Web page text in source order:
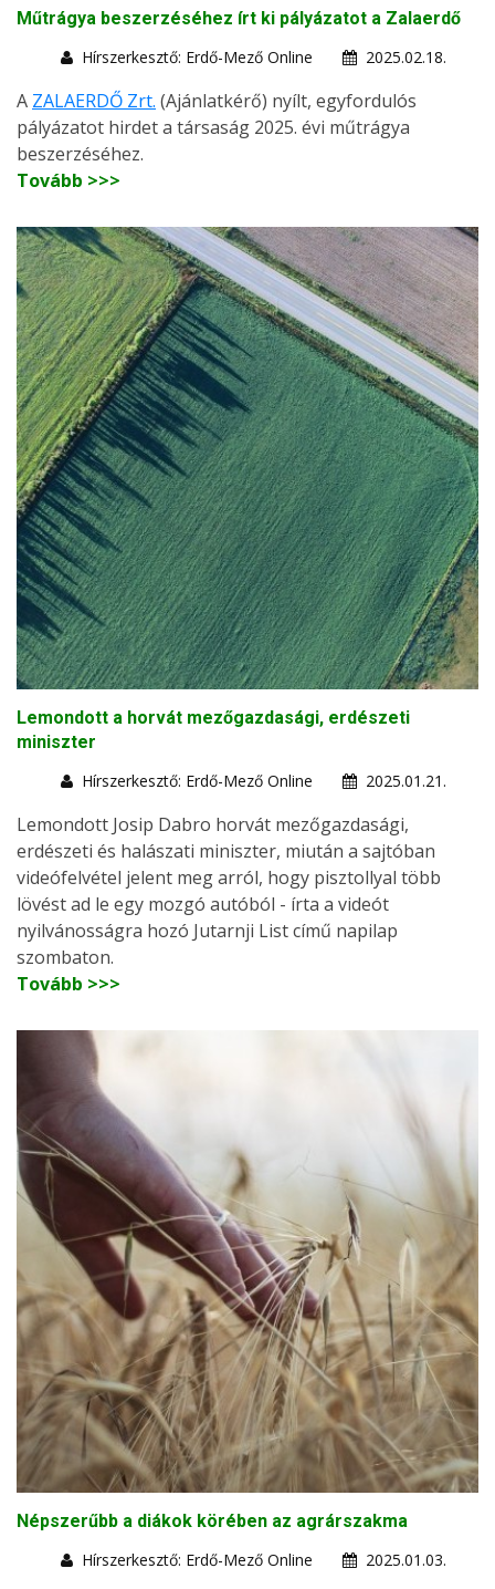
Műtrágya beszerzéséhez írt ki pályázatot a Zalaerdő
Hírszerkesztő: Erdő-Mező Online
2025.02.18.
A ZALAERDŐ Zrt. (Ajánlatkérő) nyílt, egyfordulós
pályázatot hirdet a társaság 2025. évi műtrágya
beszerzéséhez.
Tovább >>>
Lemondott a horvát mezőgazdasági, erdészeti
miniszter
Hírszerkesztő: Erdő-Mező Online
2025.01.21.
Lemondott Josip Dabro horvát mezőgazdasági,
erdészeti és halászati miniszter, miután a sajtóban
videófelvétel jelent meg arról, hogy pisztollyal több
lövést ad le egy mozgó autóból - írta a videót
nyilvánosságra hozó Jutarnji List című napilap
szombaton.
Tovább >>>
Népszerűbb a diákok körében az agrárszakma
Hírszerkesztő: Erdő-Mező Online
2025.01.03.